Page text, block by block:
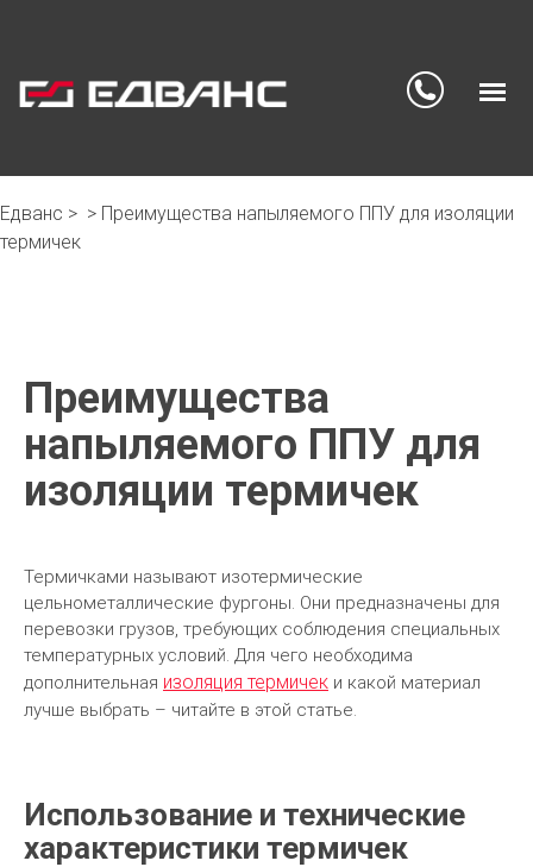
Skip
Едванс > > Преимущества напыляемого ППУ для изоляции
термичек
Преимущества
напыляемого ППУ для
изоляции термичек
Термичками называют изотермические
цельнометаллические фургоны. Они предназначены для
перевозки грузов, требующих соблюдения специальных
температурных условий. Для чего необходима
дополнительная изоляция термичек и какой материал
лучше выбрать – читайте в этой статье.
Использование и технические
характеристики термичек